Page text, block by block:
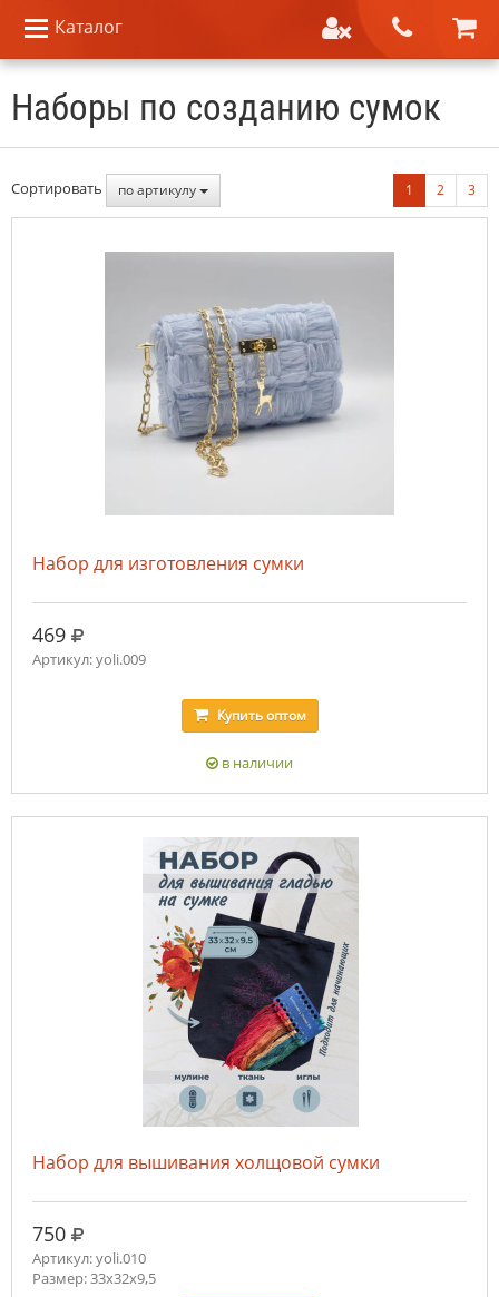
Каталог
Наборы по созданию сумок
Сортировать по артикулу 1 2 3
Набор для изготовления сумки
469 руб.
Артикул: yoli.009
Купитьоптом
в наличии
Набор для вышивания холщовой сумки
750 руб.
Артикул: yoli.010
Размер: 33х32х9,5